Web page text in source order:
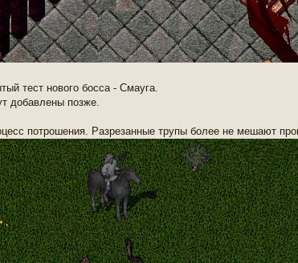
тест нового босса - Смауга.
добавлены позже.
потрошения. Разрезанные трупы более не мешают